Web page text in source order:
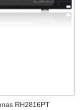
RH2816PT